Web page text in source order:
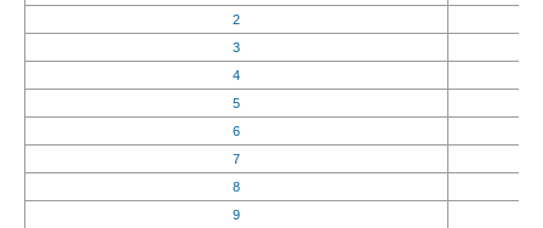
2
3
4
5
6
7
8
9